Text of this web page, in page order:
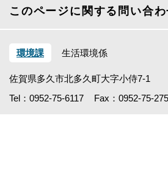
このページに関する問い合わ
環境課 生活環境係
佐賀県多久市北多久町大字小侍7-1
Tel：0952-75-6117
Fax：0952-75-